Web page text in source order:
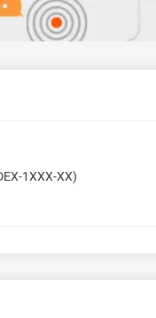
1XXX-XX)